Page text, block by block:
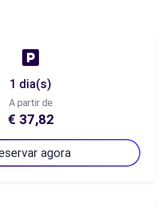
1 dia(s)
A partir de
€ 37,82
agora